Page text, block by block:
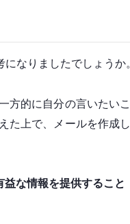
なりましたでしょうか。
的に自分の言いたい
た上で、メールを作成
な情報を提供すること